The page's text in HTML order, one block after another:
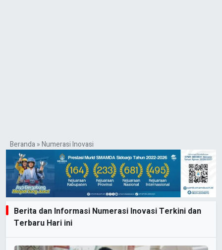
Beranda»Numerasi Inovasi
Berita dan Informasi Numerasi Inovasi Terkini dan
Terbaru Hari ini